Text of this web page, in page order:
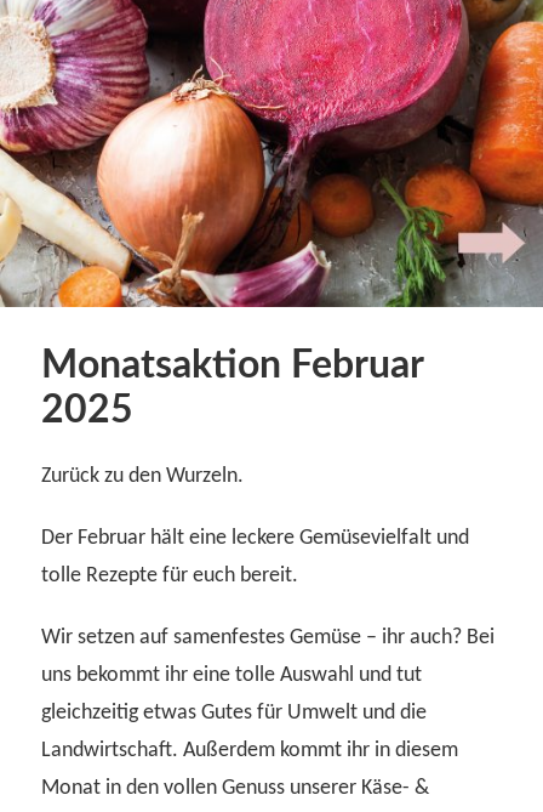
Monatsaktion Februar
2025
Zurück zu den Wurzeln.
Der Februar hält eine leckere Gemüsevielfalt und
tolle Rezepte für euch bereit.
Wir setzen auf samenfestes Gemüse – ihr auch? Bei
uns bekommt ihr eine tolle Auswahl und tut
gleichzeitig etwas Gutes für Umwelt und die
Landwirtschaft. Außerdem kommt ihr in diesem
Monat in den vollen Genuss unserer Käse- &